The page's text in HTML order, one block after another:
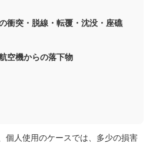
衝突・脱線・転覆・沈没・座礁
空機からの落下物
個人使用のケースでは、多少の損害